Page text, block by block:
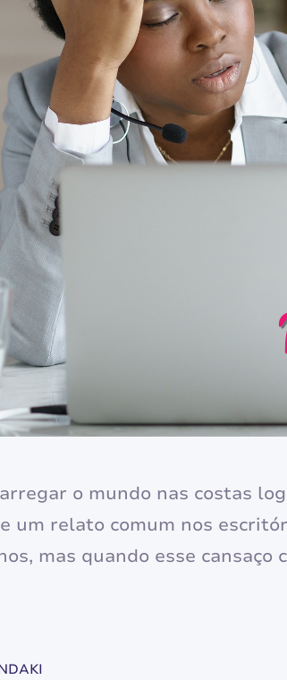
o mundo nas costas
um relato comum nos
mas quando esse cansaço
para a execução de